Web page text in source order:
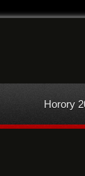
Horory